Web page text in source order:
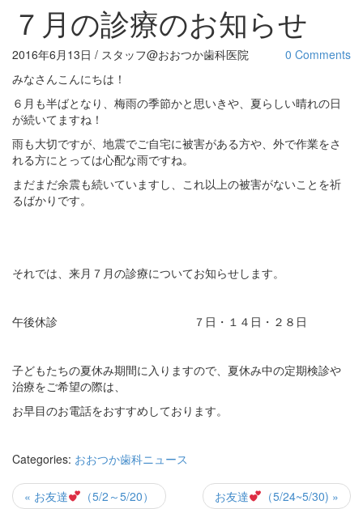
７月の診療のお知らせ
0 Comments
2016年6月13日 / スタッフ@おおつか歯科医院
みなさんこんにちは！
６月も半ばとなり、梅雨の季節かと思いきや、夏らしい晴れの日
が続いてますね！
雨も大切ですが、地震でご自宅に被害がある方や、外で作業をさ
れる方にとっては心配な雨ですね。
まだまだ余震も続いていますし、これ以上の被害がないことを祈
るばかりです。
それでは、来月７月の診療についてお知らせします。
午後休診 ７日・１４日・２８日
子どもたちの夏休み期間に入りますので、夏休み中の定期検診や
治療をご希望の際は、
お早目のお電話をおすすめしております。
Categories: おおつか歯科ニュース
« お友達 （5/2～5/20） お友達 （5/24~5/30) »